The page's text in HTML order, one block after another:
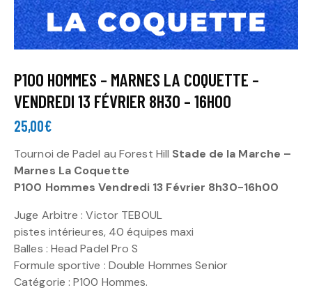
P100 HOMMES – MARNES LA COQUETTE –
VENDREDI 13 FÉVRIER 8H30 – 16H00
25,00€
Tournoi de Padel au Forest Hill Stade de la Marche –
Marnes La Coquette
P100 Hommes Vendredi 13 Février 8h30-16h00
Juge Arbitre : Victor TEBOUL
pistes intérieures, 40 équipes maxi
Balles : Head Padel Pro S
Formule sportive : Double Hommes Senior
Catégorie : P100 Hommes.